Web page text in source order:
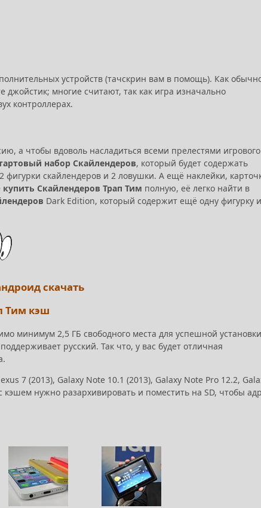
устройств (тачскрин вам в помощь). Как
многие считают, так как игра изначально
контроллерах.
а чтобы вдоволь насладиться всеми прелестями игрового
набор Скайлендеров, который будет содержать
скайлендеров и 2 ловушки. А ещё наклейки,
купить Скайлендеров Трап Тим полную, её легко найти в
Dark Edition, который содержит ещё одну фигурку и
скачать
Тим кэш
минимум 2,5 ГБ свободного места для успешной
русский. Так что, у вас будет отличная
7 (2013), Galaxy Note 10.1 (2013), Galaxy Note Pro 12.2,
нужно разархивировать и поместить на SD, чтобы